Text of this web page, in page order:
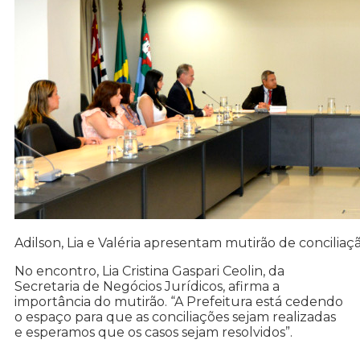
Adilson, Lia e Valéria apresentam mutirão de
No encontro, Lia Cristina Gaspari Ceolin, da
Secretaria de Negócios Jurídicos, afirma a
importância do mutirão. “A Prefeitura está cedendo
o espaço para que as conciliações sejam realizadas
e esperamos que os casos sejam resolvidos”.